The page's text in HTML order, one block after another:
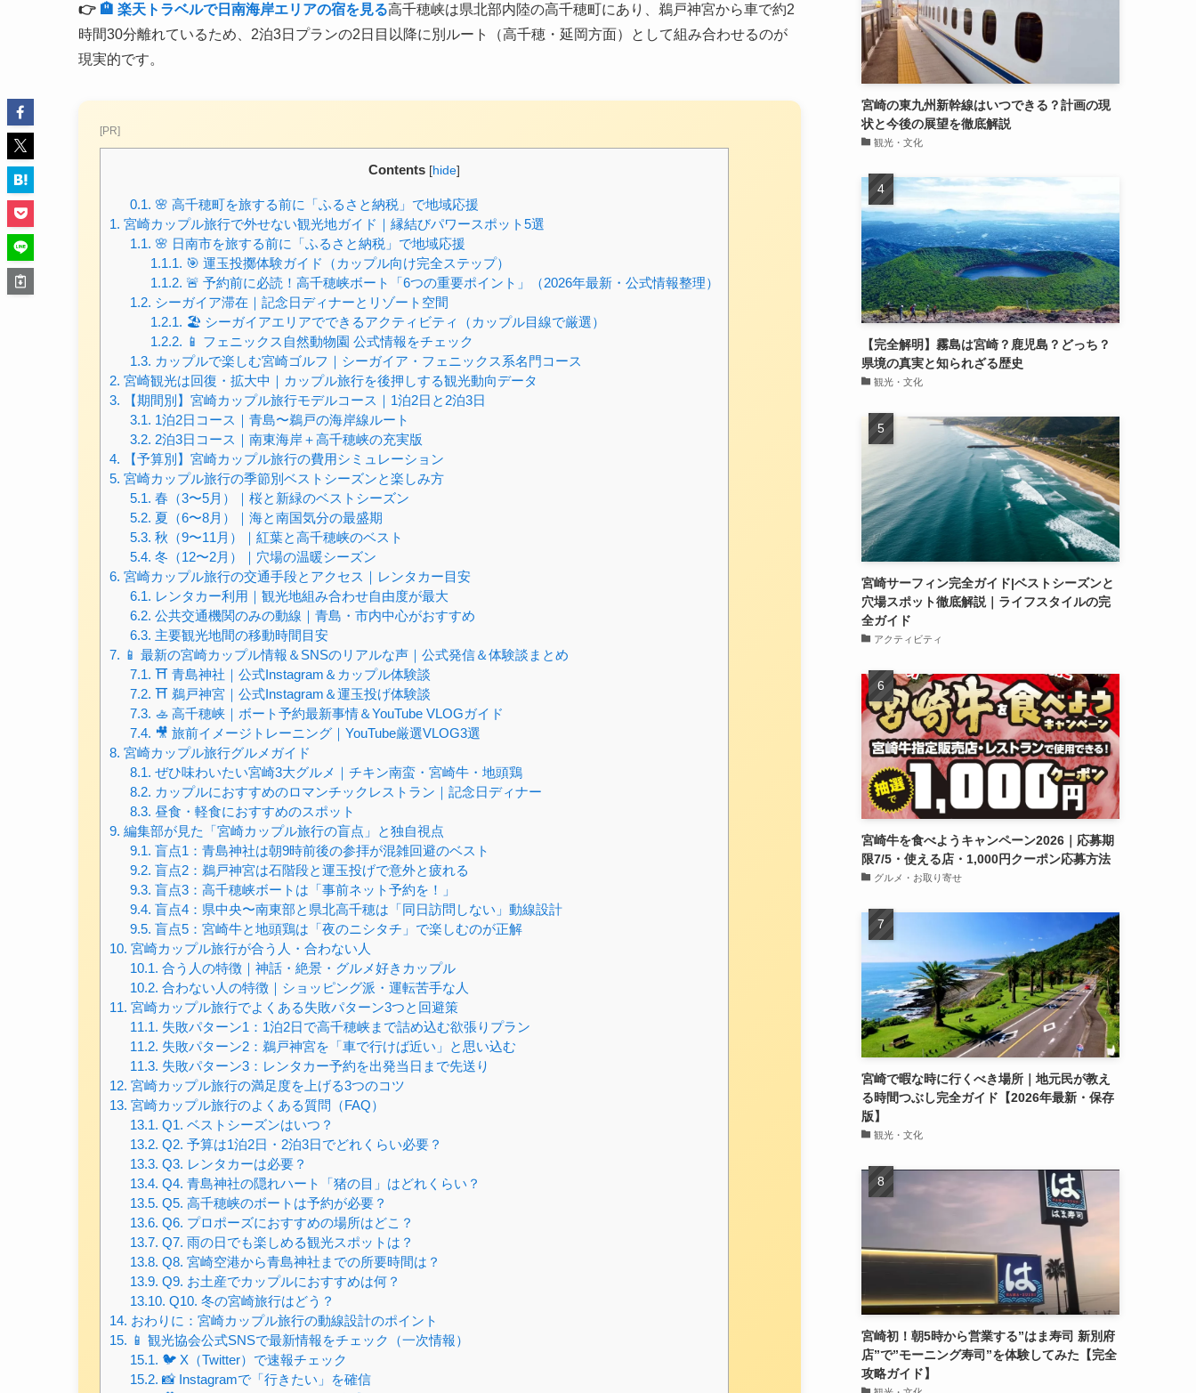
👉 🏨 楽天トラベルで日南海岸エリアの宿を見る高千穂峡は県北部内陸の高千穂町にあり、鵜戸神宮から車で約2
時間30分離れているため、2泊3日プランの2日目以降に別ルート（高千穂・延岡方面）として組み合わせるのが
現実的です。
[PR]
Contents [hide]
0.1. 🌸 高千穂町を旅する前に「ふるさと納税」で地域応援
1. 宮崎カップル旅行で外せない観光地ガイド｜縁結びパワースポット5選
1.1. 🌸 日南市を旅する前に「ふるさと納税」で地域応援
1.1.1. 🎯 運玉投擲体験ガイド（カップル向け完全ステップ）
1.1.2. 🚨 予約前に必読！高千穂峡ボート「6つの重要ポイント」（2026年最新・公式情報整理）
1.2. シーガイア滞在｜記念日ディナーとリゾート空間
1.2.1. 🏖 シーガイアエリアでできるアクティビティ（カップル目線で厳選）
1.2.2. 📱 フェニックス自然動物園 公式情報をチェック
1.3. カップルで楽しむ宮崎ゴルフ｜シーガイア・フェニックス系名門コース
2. 宮崎観光は回復・拡大中｜カップル旅行を後押しする観光動向データ
3. 【期間別】宮崎カップル旅行モデルコース｜1泊2日と2泊3日
3.1. 1泊2日コース｜青島〜鵜戸の海岸線ルート
3.2. 2泊3日コース｜南東海岸＋高千穂峡の充実版
4. 【予算別】宮崎カップル旅行の費用シミュレーション
5. 宮崎カップル旅行の季節別ベストシーズンと楽しみ方
5.1. 春（3〜5月）｜桜と新緑のベストシーズン
5.2. 夏（6〜8月）｜海と南国気分の最盛期
5.3. 秋（9〜11月）｜紅葉と高千穂峡のベスト
5.4. 冬（12〜2月）｜穴場の温暖シーズン
6. 宮崎カップル旅行の交通手段とアクセス｜レンタカー目安
6.1. レンタカー利用｜観光地組み合わせ自由度が最大
6.2. 公共交通機関のみの動線｜青島・市内中心がおすすめ
6.3. 主要観光地間の移動時間目安
7. 📱 最新の宮崎カップル情報＆SNSのリアルな声｜公式発信＆体験談まとめ
7.1. ⛩️ 青島神社｜公式Instagram＆カップル体験談
7.2. ⛩️ 鵜戸神宮｜公式Instagram＆運玉投げ体験談
7.3. 🚣 高千穂峡｜ボート予約最新事情＆YouTube VLOGガイド
7.4. 🎥 旅前イメージトレーニング｜YouTube厳選VLOG3選
8. 宮崎カップル旅行グルメガイド
8.1. ぜひ味わいたい宮崎3大グルメ｜チキン南蛮・宮崎牛・地頭鶏
8.2. カップルにおすすめのロマンチックレストラン｜記念日ディナー
8.3. 昼食・軽食におすすめのスポット
9. 編集部が見た「宮崎カップル旅行の盲点」と独自視点
9.1. 盲点1：青島神社は朝9時前後の参拝が混雑回避のベスト
9.2. 盲点2：鵜戸神宮は石階段と運玉投げで意外と疲れる
9.3. 盲点3：高千穂峡ボートは「事前ネット予約を！」
9.4. 盲点4：県中央〜南東部と県北高千穂は「同日訪問しない」動線設計
9.5. 盲点5：宮崎牛と地頭鶏は「夜のニシタチ」で楽しむのが正解
10. 宮崎カップル旅行が合う人・合わない人
10.1. 合う人の特徴｜神話・絶景・グルメ好きカップル
10.2. 合わない人の特徴｜ショッピング派・運転苦手な人
11. 宮崎カップル旅行でよくある失敗パターン3つと回避策
11.1. 失敗パターン1：1泊2日で高千穂峡まで詰め込む欲張りプラン
11.2. 失敗パターン2：鵜戸神宮を「車で行けば近い」と思い込む
11.3. 失敗パターン3：レンタカー予約を出発当日まで先送り
12. 宮崎カップル旅行の満足度を上げる3つのコツ
13. 宮崎カップル旅行のよくある質問（FAQ）
13.1. Q1. ベストシーズンはいつ？
13.2. Q2. 予算は1泊2日・2泊3日でどれくらい必要？
13.3. Q3. レンタカーは必要？
13.4. Q4. 青島神社の隠れハート「猪の目」はどれくらい？
13.5. Q5. 高千穂峡のボートは予約が必要？
13.6. Q6. プロポーズにおすすめの場所はどこ？
13.7. Q7. 雨の日でも楽しめる観光スポットは？
13.8. Q8. 宮崎空港から青島神社までの所要時間は？
13.9. Q9. お土産でカップルにおすすめは何？
13.10. Q10. 冬の宮崎旅行はどう？
14. おわりに：宮崎カップル旅行の動線設計のポイント
15. 📱 観光協会公式SNSで最新情報をチェック（一次情報）
15.1. 🐦 X（Twitter）で速報チェック
15.2. 📸 Instagramで「行きたい」を確信
宮崎の東九州新幹線はいつできる？計画の現
状と今後の展望を徹底解説
観光・文化
【完全解明】霧島は宮崎？鹿児島？どっち？
県境の真実と知られざる歴史
観光・文化
宮崎サーフィン完全ガイド|ベストシーズンと
穴場スポット徹底解説｜ライフスタイルの完
全ガイド
アクティビティ
宮崎牛を食べようキャンペーン2026｜応募期
限7/5・使える店・1,000円クーポン応募方法
グルメ・お取り寄せ
宮崎で暇な時に行くべき場所｜地元民が教え
る時間つぶし完全ガイド【2026年最新・保存
版】
観光・文化
宮崎初！朝5時から営業する”はま寿司 新別府
店”で”モーニング寿司”を体験してみた【完全
攻略ガイド】